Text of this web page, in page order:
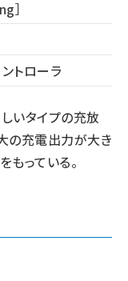
］
トローラ
いタイプの充放
の充電出力が大き
もっている。